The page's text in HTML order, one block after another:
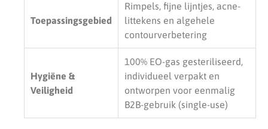
Toepassingsgebied
Rimpels, fijne lijntjes, acne-
littekens en algehele
contourverbetering
Hygiëne &
Veiligheid
100% EO-gas gesteriliseerd,
individueel verpakt en
ontworpen voor eenmalig
B2B-gebruik (single-use)